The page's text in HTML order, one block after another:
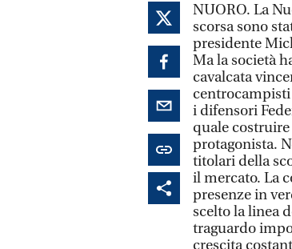
NUORO. La
scorsa sono
presidente
Ma la società
cavalcata
centrocampisti
i difensori
quale
protagonista.
titolari della
il mercato. La
presenze in
scelto la linea
traguardo
crescita